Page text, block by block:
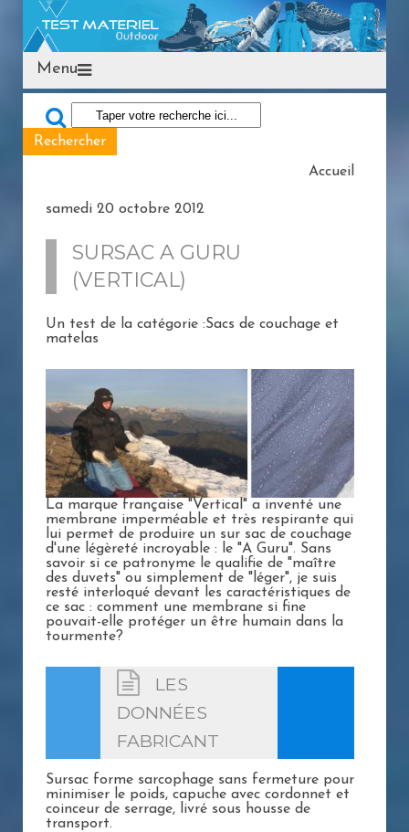
Menu
Accueil
samedi 20 octobre 2012
SURSAC A GURU
(VERTICAL)
Un test de la catégorie :Sacs de couchage et
matelas
La marque française "Vertical" a inventé une
membrane imperméable et très respirante qui
lui permet de produire un sur sac de couchage
d'une légèreté incroyable : le "A Guru". Sans
savoir si ce patronyme le qualifie de "maître
des duvets" ou simplement de "léger", je suis
resté interloqué devant les caractéristiques de
ce sac : comment une membrane si fine
pouvait-elle protéger un être humain dans la
tourmente?
LES
DONNÉES
FABRICANT
Sursac forme sarcophage sans fermeture pour
minimiser le poids, capuche avec cordonnet et
coinceur de serrage, livré sous housse de
transport.